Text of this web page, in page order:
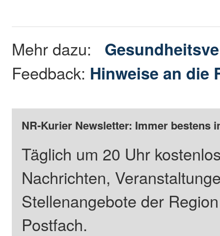
Mehr dazu:
Feedback: Hinweise an die
NR-Kurier Newsletter: Immer bestens
Täglich um 20 Uhr
Nachrichten,
Stellenangebote der
Postfach.